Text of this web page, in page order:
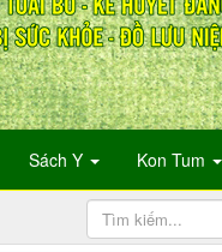
Sách Y Kon Tum